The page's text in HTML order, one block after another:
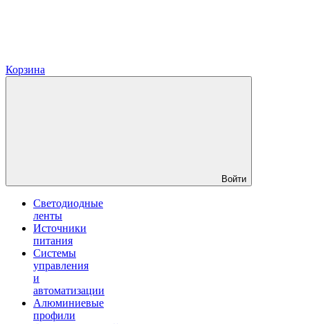
Корзина
Войти
Светодиодные
ленты
Источники
питания
Системы
управления
и
автоматизации
Алюминиевые
профили